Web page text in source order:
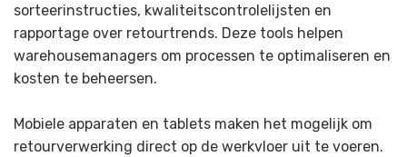
sorteerinstructies, kwaliteitscontrolelijsten en
rapportage over retourtrends. Deze tools helpen
warehousemanagers om processen te optimaliseren en
kosten te beheersen.
Mobiele apparaten en tablets maken het mogelijk om
retourverwerking direct op de werkvloer uit te voeren.